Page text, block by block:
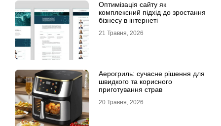
Оптимізація сайту як
комплексний підхід до зростання
бізнесу в інтернеті
21 Травня, 2026
Аерогриль: сучасне рішення для
швидкого та корисного
приготування страв
20 Травня, 2026